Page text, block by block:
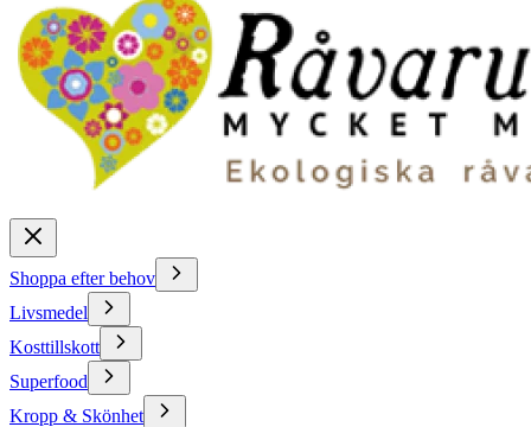
Shoppa efter behov
Livsmedel
Kosttillskott
Superfood
Kropp & Skönhet